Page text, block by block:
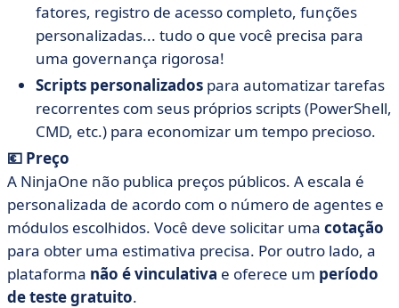
fatores, registro de acesso completo, funções
personalizadas... tudo o que você precisa para
uma governança rigorosa!
Scripts personalizados para automatizar tarefas
recorrentes com seus próprios scripts (PowerShell,
CMD, etc.) para economizar um tempo precioso.
💶 Preço
A NinjaOne não publica preços públicos. A escala é
personalizada de acordo com o número de agentes e
módulos escolhidos. Você deve solicitar uma cotação
para obter uma estimativa precisa. Por outro lado, a
plataforma não é vinculativa e oferece um período
de teste gratuito.